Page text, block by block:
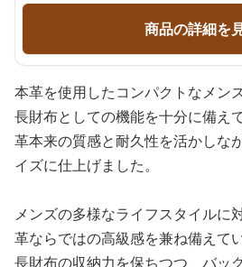
商品の詳細を
本革を使用したコンパクトなメン
長財布としての機能を十分に備え
革本来の質感と耐久性を活かしな
イズに仕上げました。
メンズの多様なライフスタイルに
革ならではの高級感を兼ね備えてい
長財布の収納力を保ちつつ、バッ